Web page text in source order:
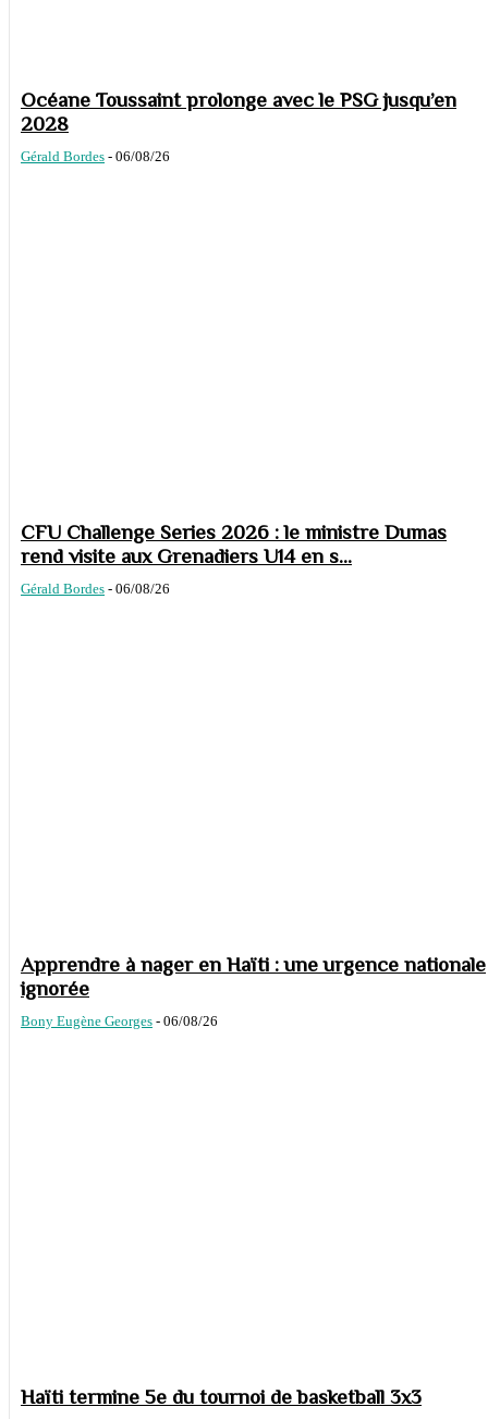
Océane Toussaint prolonge avec le PSG jusqu’en
2028
Gérald Bordes - 06/08/26
CFU Challenge Series 2026 : le ministre Dumas
rend visite aux Grenadiers U14 en s...
Gérald Bordes - 06/08/26
Apprendre à nager en Haïti : une urgence nationale
ignorée
Bony Eugène Georges - 06/08/26
Haïti termine 5e du tournoi de basketball 3x3